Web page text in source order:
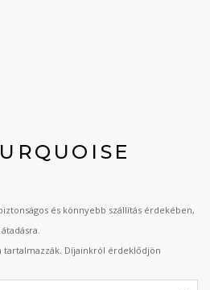
és könnyebb szállítás érdekében,
tartalmazzák. Díjainkról érdeklődjön